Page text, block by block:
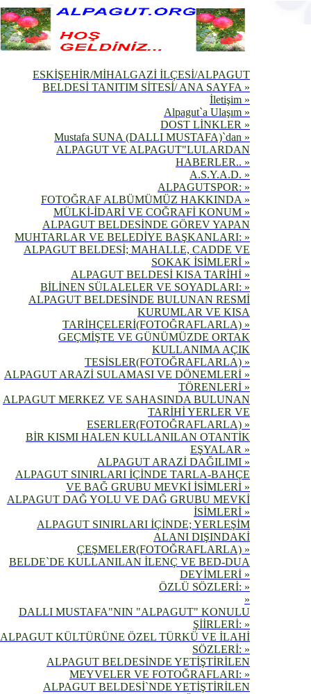
ESKİŞEHİR/MİHALGAZİ İLÇESİ/ALPAGUT
BELDESİ TANITIM SİTESİ/ ANA SAYFA »
İletişim »
Alpagut`a Ulaşım »
DOST LİNKLER »
Mustafa SUNA (DALLI MUSTAFA)`dan »
ALPAGUT VE ALPAGUT"LULARDAN
HABERLER.. »
A.S.Y.A.D. »
ALPAGUTSPOR: »
FOTOĞRAF ALBÜMÜMÜZ HAKKINDA »
MÜLKİ-İDARİ VE COĞRAFİ KONUM »
ALPAGUT BELDESİNDE GÖREV YAPAN
MUHTARLAR VE BELEDİYE BAŞKANLARI: »
ALPAGUT BELDESİ; MAHALLE, CADDE VE
SOKAK İSİMLERİ »
ALPAGUT BELDESİ KISA TARİHİ »
BİLİNEN SÜLALELER VE SOYADLARI: »
ALPAGUT BELDESİNDE BULUNAN RESMİ
KURUMLAR VE KISA
TARİHÇELERİ(FOTOĞRAFLARLA) »
GEÇMİŞTE VE GÜNÜMÜZDE ORTAK
KULLANIMA AÇIK
TESİSLER(FOTOĞRAFLARLA) »
ALPAGUT ARAZİ SULAMASI VE DÖNEMLERİ »
TÖRENLERİ »
ALPAGUT MERKEZ VE SAHASINDA BULUNAN
TARİHİ YERLER VE
ESERLER(FOTOĞRAFLARLA) »
BİR KISMI HALEN KULLANILAN OTANTİK
EŞYALAR »
ALPAGUT ARAZİ DAĞILIMI »
ALPAGUT SINIRLARI İÇİNDE TARLA-BAHÇE
VE BAĞ GRUBU MEVKİ İSİMLERİ »
ALPAGUT DAĞ YOLU VE DAĞ GRUBU MEVKİ
İSİMLERİ »
ALPAGUT SINIRLARI İÇİNDE; YERLEŞİM
ALANI DIŞINDAKİ
ÇEŞMELER(FOTOĞRAFLARLA) »
BELDE`DE KULLANILAN İLENÇ VE BED-DUA
DEYİMLERİ »
ÖZLÜ SÖZLERİ: »
»
DALLI MUSTAFA"NIN "ALPAGUT" KONULU
ŞİİRLERİ: »
ALPAGUT KÜLTÜRÜNE ÖZEL TÜRKÜ VE İLAHİ
SÖZLERİ: »
ALPAGUT BELDESİNDE YETİŞTİRİLEN
MEYVELER VE FOTOĞRAFLARI: »
ALPAGUT BELDESİ`NDE YETİŞTİRİLEN